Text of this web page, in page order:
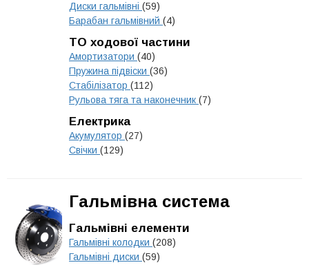
Диски гальмівні (59)
Барабан гальмівний (4)
ТО ходової частини
Амортизатори (40)
Пружина підвіски (36)
Стабілізатор (112)
Рульова тяга та наконечник (7)
Електрика
Акумулятор (27)
Свічки (129)
Гальмівна система
Гальмівні елементи
Гальмівні колодки (208)
Гальмівні диски (59)